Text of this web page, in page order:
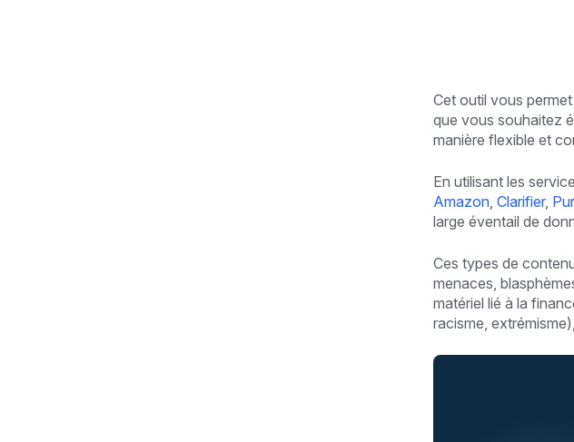
Cet outil vous
que vous souhaitez
manière flexible et
En utilisant les
Amazon, Clarifier,
large éventail de
Ces types de
menaces,
matériel lié à la
racisme,